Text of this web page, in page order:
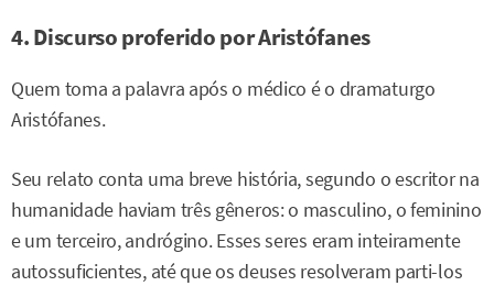
4. Discurso proferido por Aristófanes
Quem toma a palavra após o médico é o dramaturgo
Aristófanes.
Seu relato conta uma breve história, segundo o escritor na
humanidade haviam três gêneros: o masculino, o feminino
e um terceiro, andrógino. Esses seres eram inteiramente
autossuficientes, até que os deuses resolveram parti-los